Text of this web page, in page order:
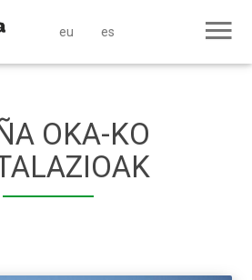
eu es
OKA-KO